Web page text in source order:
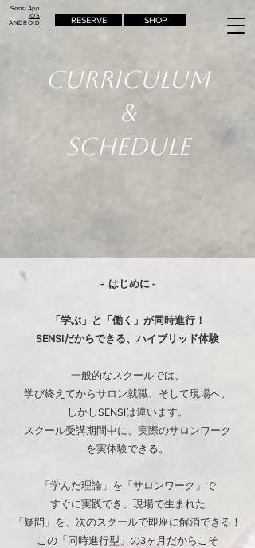
SHOP
Sensi App
IOS
ANDROID
RESERVE
Curriculum
&
schedule
- はじめに -
「学ぶ」と「働く」が同時進行！
SENSIだからできる、ハイブリッド体験
一般的なスクールでは、
学び終えてからサロン就職、そして現場へ。
しかしSENSIは違います。
スクール受講期間中に、実際のサロンワーク
を実体験できる。
「学んだ理論」を「サロンワーク」で
すぐに実践でき、現場で生まれた
「疑問」を、次のスクールで即座に解消できる！
この「同時進行型」の3ヶ月だからこそ